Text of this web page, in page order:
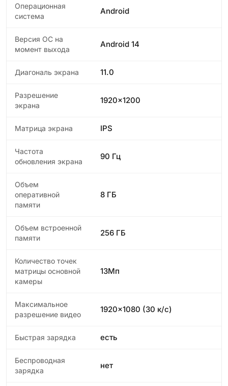
Операционная
система
Android
Версия ОС на
момент выхода
Android 14
Диагональ экрана 11.0
Разрешение
экрана
1920x1200
Матрица экрана IPS
Частота
обновления экрана
90 Гц
Объем
оперативной
памяти
8 ГБ
Объем встроенной
памяти
256 ГБ
Количество точек
матрицы основной
камеры
13Мп
Максимальное
разрешение видео
1920x1080 (30 к/с)
Быстрая зарядка есть
Беспроводная
зарядка
нет